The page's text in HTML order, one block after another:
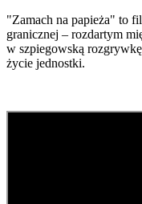
"Zamach na papieża" to
granicznej – rozdartym
w szpiegowską
życie jednostki.